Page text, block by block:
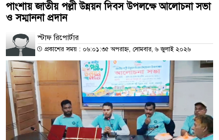
পাংশায় জাতীয় পল্লী উন্নয়ন দিবস উপলক্ষে আলোচনা সভা
ও সম্মাননা প্রদান
স্টাফ রিপোর্টার
প্রকাশের সময় : ০৬:০১:৩৫ অপরাহ্ন, সোমবার, ৬ জুলাই ২০২৬